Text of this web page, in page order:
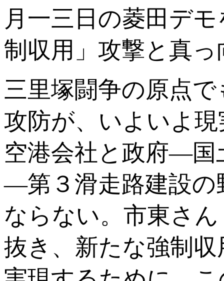
月一三日の菱田デ
制収用」攻撃と真
三里塚闘争の原点
攻防が、いよいよ
空港会社と政府―国
―第３滑走路建設の
ならない。市東さ
抜き、新たな強制